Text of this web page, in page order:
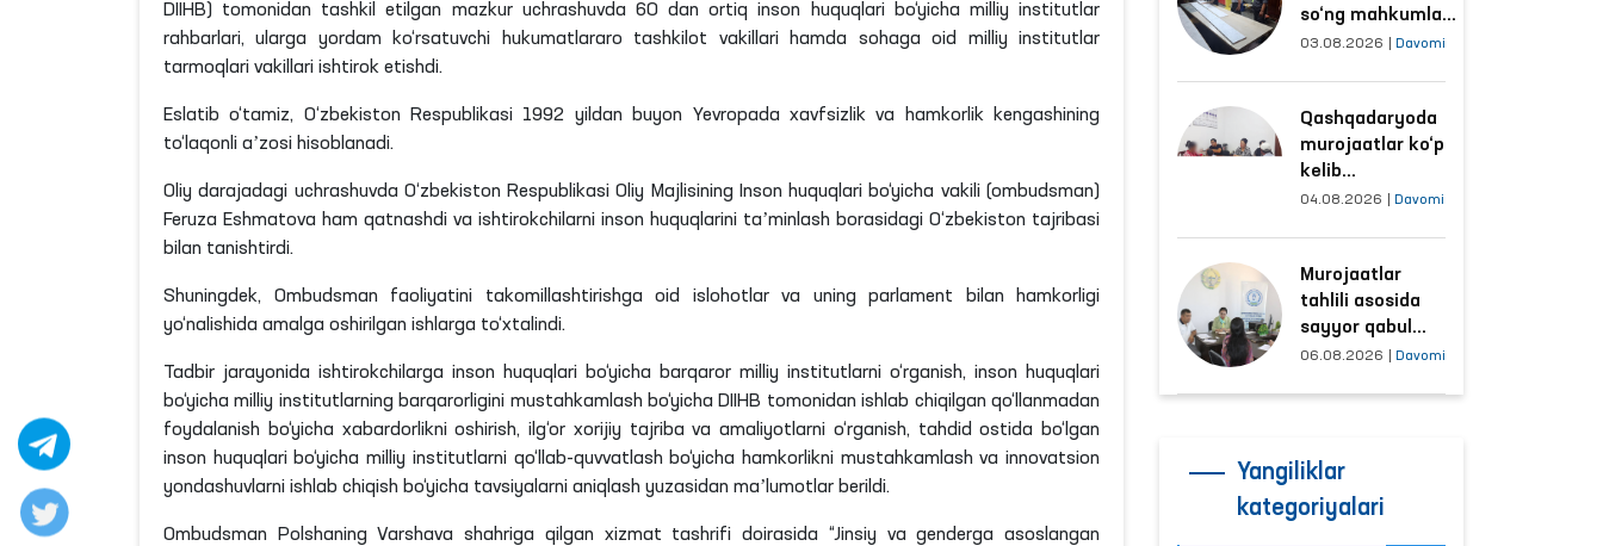
DIIHB) tomonidan tashkil etilgan mazkur uchrashuvda 60 dan ortiq inson huquqlari bo‘yicha milliy institutlar
rahbarlari, ularga yordam ko‘rsatuvchi hukumatlararo tashkilot vakillari hamda sohaga oid milliy institutlar
tarmoqlari vakillari ishtirok etishdi.
Eslatib o‘tamiz, O‘zbekiston Respublikasi 1992 yildan buyon Yevropada xavfsizlik va hamkorlik kengashining
to‘laqonli aʼzosi hisoblanadi.
Oliy darajadagi uchrashuvda O‘zbekiston Respublikasi Oliy Majlisining Inson huquqlari bo‘yicha vakili (ombudsman)
Feruza Eshmatova ham qatnashdi va ishtirokchilarni inson huquqlarini taʼminlash borasidagi O‘zbekiston tajribasi
bilan tanishtirdi.
Shuningdek, Ombudsman faoliyatini takomillashtirishga oid islohotlar va uning parlament bilan hamkorligi
yo‘nalishida amalga oshirilgan ishlarga to‘xtalindi.
Tadbir jarayonida ishtirokchilarga inson huquqlari bo‘yicha barqaror milliy institutlarni o‘rganish, inson huquqlari
bo‘yicha milliy institutlarning barqarorligini mustahkamlash bo‘yicha DIIHB tomonidan ishlab chiqilgan qo‘llanmadan
foydalanish bo‘yicha xabardorlikni oshirish, ilg‘or xorijiy tajriba va amaliyotlarni o‘rganish, tahdid ostida bo‘lgan
inson huquqlari bo‘yicha milliy institutlarni qo‘llab-quvvatlash bo‘yicha hamkorlikni mustahkamlash va innovatsion
yondashuvlarni ishlab chiqish bo‘yicha tavsiyalarni aniqlash yuzasidan maʼlumotlar berildi.
Ombudsman PolshaningVarshava shahriga qilgan xizmat tashrifi doirasida “Jinsiy va genderga asoslangan
so‘ng mahkumlar
mehnat
sharoitlar
yaxshilandi
03.08.2026 Davomi
Qashqadaryoda
murojaatlar ko‘p
kelib
tushayotgan
yo‘lga qo‘yildi
04.08.2026 Davomi
Murojaatlar
tahlili asosida
sayyor qabul
o‘tkaziladigan
06.08.2026 Davomi
Yangiliklar
kategoriyalari